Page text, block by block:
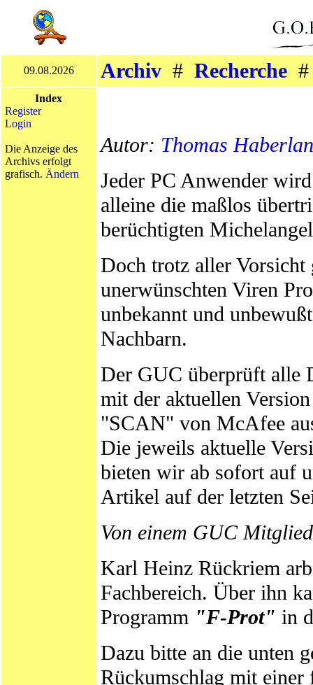
09.08.2026 Archiv # Recherche
Index
Register
Login
Die Anzeige des
Archivs erfolgt
grafisch. Ändern
Autor: Thomas
Jeder PC Anwender
alleine die maßlos
berüchtigten
Doch trotz aller Vorsicht
unerwünschten Viren
unbekannt und
Nachbarn.
Der GUC überprüft alle
mit der aktuellen
"SCAN" von McAfee
Die jeweils aktuelle
bieten wir ab sofort auf
Artikel auf der letzten
Von einem GUC
Karl Heinz Rückriem
Fachbereich. Über ihn
Programm "F-Prot" in
Dazu bitte an die unten
Rückumschlag mit